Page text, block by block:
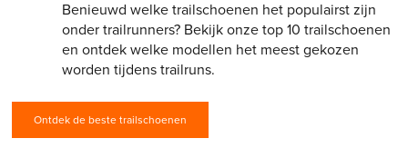
Benieuwd welke trailschoenen het populairst zijn
onder trailrunners? Bekijk onze top 10 trailschoenen
en ontdek welke modellen het meest gekozen
worden tijdens trailruns.
Ontdek de beste trailschoenen